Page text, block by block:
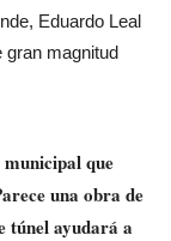
Eduardo Leal
gran magnitud
que
una obra de
túnel ayudará a